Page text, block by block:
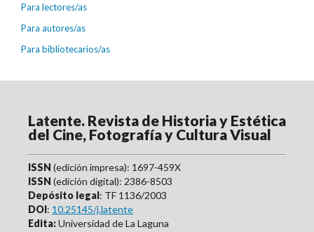
Para lectores/as
Para autores/as
Para bibliotecarios/as
Latente. Revista de Historia y Estética
del Cine, Fotografía y Cultura Visual
ISSN (edición impresa): 1697-459X
ISSN (edición digital): 2386-8503
Depósito legal: TF 1136/2003
DOI: 10.25145/j.latente
Edita:Universidad de La Laguna